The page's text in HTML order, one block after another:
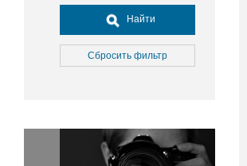
Досуг, туризм и отдых
Культура
Медицина
Окружающая среда
Политика
Найти
Сбросить фильтр